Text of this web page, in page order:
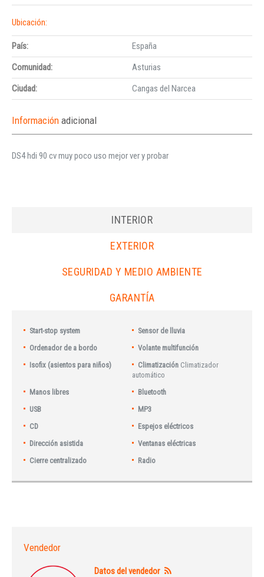
Ubicación:
País:
España
Comunidad:
Asturias
Ciudad:
Cangas del Narcea
Información adicional
DS4 hdi 90 cv muy poco uso mejor ver y probar
INTERIOR
EXTERIOR
SEGURIDAD Y MEDIO AMBIENTE
GARANTÍA
Start-stop system
Sensor de lluvia
Ordenador de a bordo
Volante multifunción
Isofix (asientos para niños)
Climatización Climatizador
automático
Manos libres
Bluetooth
USB
MP3
CD
Espejos eléctricos
Dirección asistida
Ventanas eléctricas
Cierre centralizado
Radio
Vendedor
Datos del vendedor